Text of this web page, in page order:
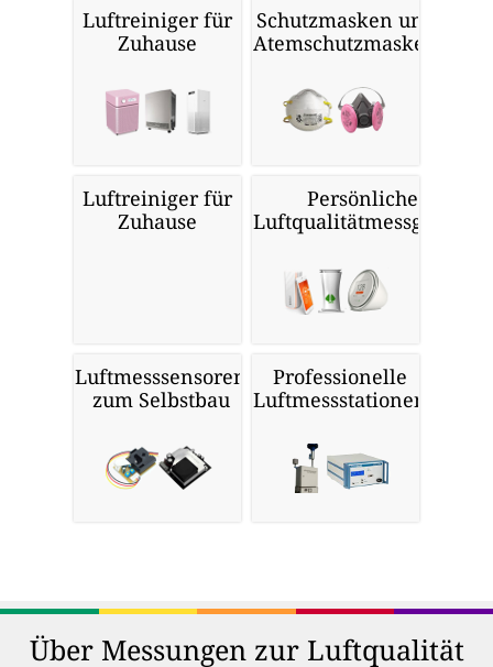
Luftreiniger für
Zuhause
Schutzmasken und
Atemschutzmasken
Luftreiniger für
Zuhause
Persönliche
Luftqualitätmessgeräte
Luftmesssensoren
zum Selbstbau
Professionelle
Luftmessstationen
Über Messungen zur Luftqualität